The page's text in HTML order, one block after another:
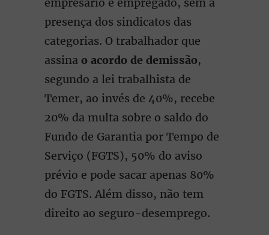
presença dos sindicatos das
categorias. O trabalhador que
assina o acordo de demissão,
segundo a lei trabalhista de
Temer, ao invés de 40%, recebe
20% da multa sobre o saldo do
Fundo de Garantia por Tempo de
Serviço (FGTS), 50% do aviso
prévio e pode sacar apenas 80%
do FGTS. Além disso, não tem
direito ao seguro-desemprego.